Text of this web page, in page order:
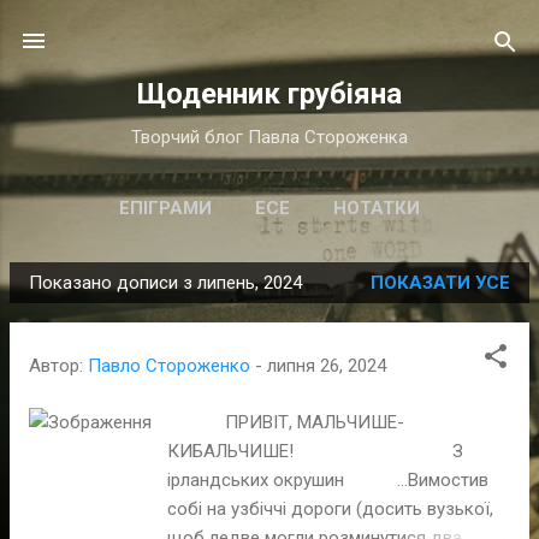
Щоденник грубіяна
Творчий блог Павла Стороженка
ЕПІГРАМИ ЕСЕ НОТАТКИ
П
у
Показано дописи з липень, 2024 ПОКАЗАТИ УСЕ
Автор: Павло Стороженко - липня 26, 2024
ПРИВІТ, МАЛЬЧИШЕ-
КИБАЛЬЧИШЕ! З
ірландських окрушин …Вимостив
собі на узбіччі дороги (досить вузької,